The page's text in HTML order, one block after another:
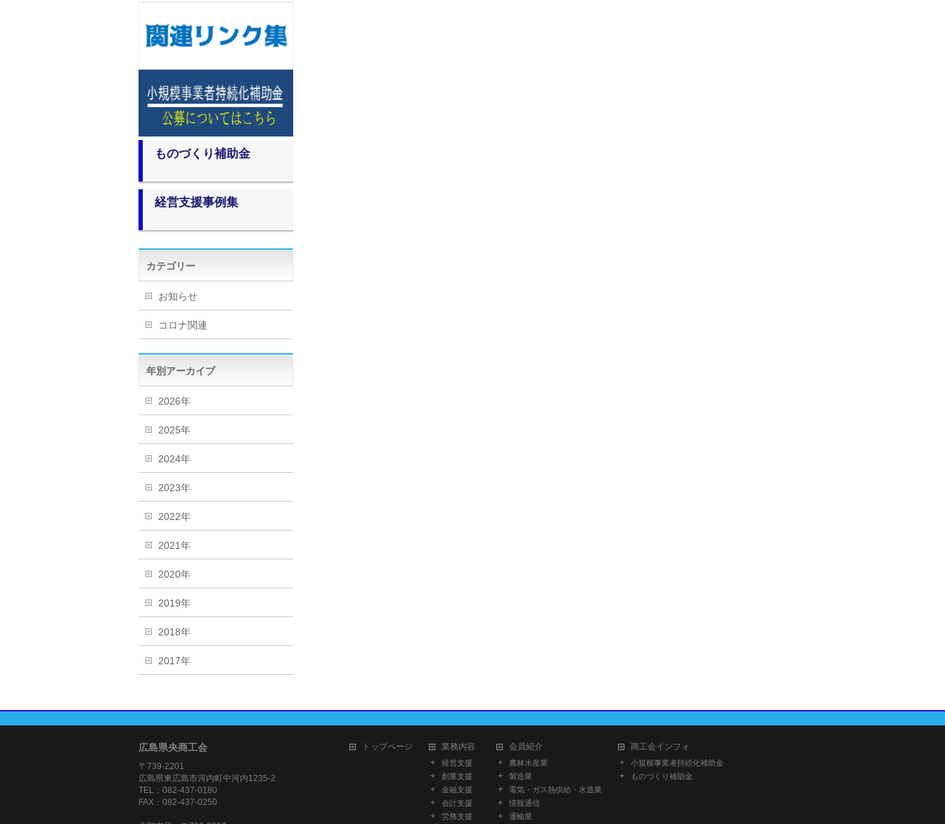
ものづくり補助金
経営支援事例集
カテゴリー
お知らせ
コロナ関連
年別アーカイブ
2026年
2025年
2024年
2023年
2022年
2021年
2020年
2019年
2018年
2017年
広島県央商工会
〒739-2201
広島県東広島市河内町中河内1235-2
TEL：082-437-0180
FAX：082-437-0250
トップページ 業務内容
経営支援
創業支援
金融支援
会計支援
労務支援
会員紹介
農林水産業
製造業
電気・ガス熱供給・水道業
情報通信
運輸業
商工会インフォ
小規模事業者持続化補助金
ものづくり補助金